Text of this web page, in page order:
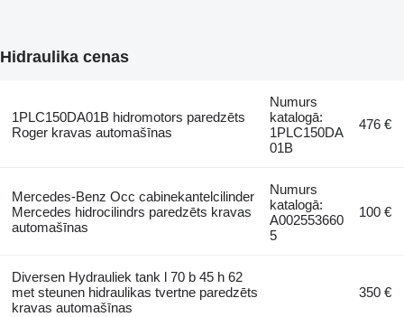
Hidraulika cenas
1PLC150DA01B hidromotors paredzēts
Roger kravas automašīnas
Numurs
katalogā:
1PLC150DA
01B
476 €
Mercedes-Benz Occ cabinekantelcilinder
Mercedes hidrocilindrs paredzēts kravas
automašīnas
Numurs
katalogā:
A002553660
5
100 €
Diversen Hydrauliek tank l 70 b 45 h 62
met steunen hidraulikas tvertne paredzēts
kravas automašīnas
350 €